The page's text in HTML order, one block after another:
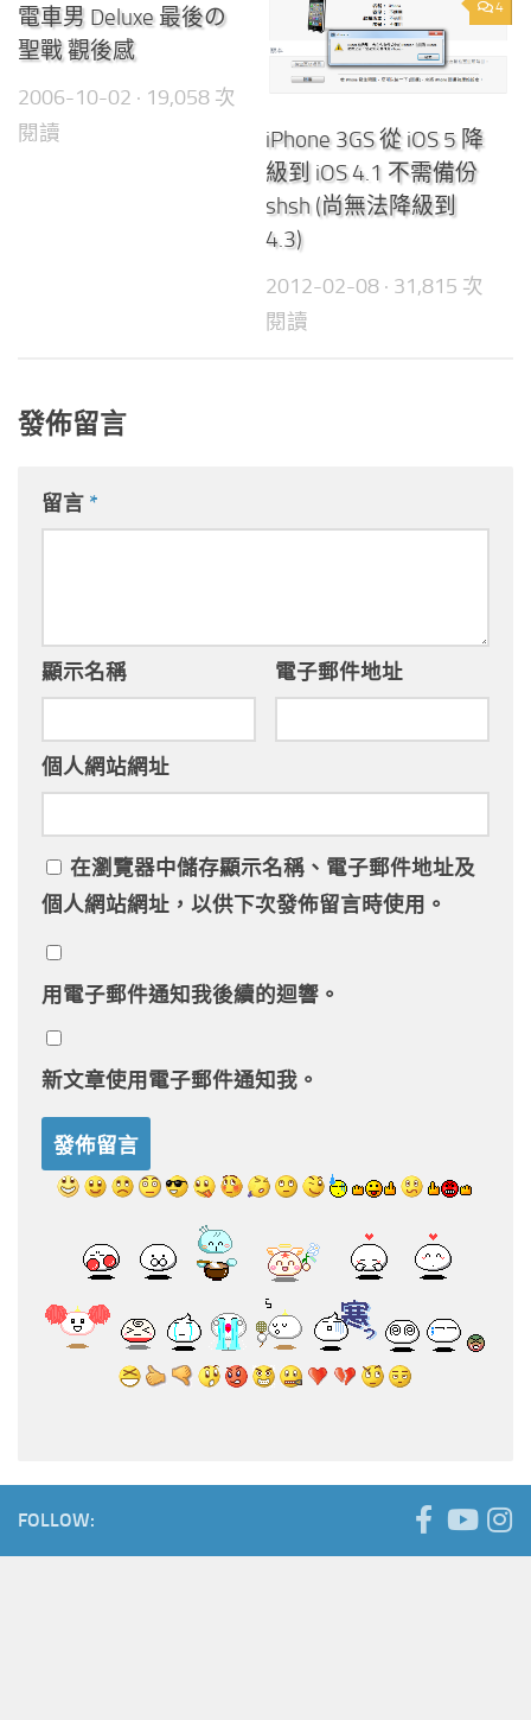
電車男 Deluxe 最後の
聖戰 觀後感
2006-10-02 · 19,058 次
閱讀
4
iPhone 3GS 從 iOS 5 降
級到 iOS 4.1 不需備份
shsh (尚無法降級到
4.3)
2012-02-08 · 31,815 次
閱讀
發佈留言
留言 *
顯示名稱 電子郵件地址
個人網站網址
在瀏覽器中儲存顯示名稱、電子郵件地址及
個人網站網址，以供下次發佈留言時使用。
用電子郵件通知我後續的迴響。
新文章使用電子郵件通知我。
FOLLOW: